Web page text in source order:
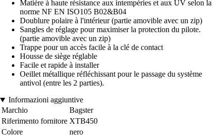
Matière à haute résistance aux intempéries et aux UV selon la
norme NF EN ISO105 B02&B04
Doublure polaire à l'intérieur (partie amovible avec un zip)
Sangles de réglage pour maximiser la protection du pilote.
(partie amovible avec un zip)
Trappe pour un accès facile à la clé de contact
Housse de siège réglable
Facile et rapide à installer
Oeillet métallique réfléchissant pour le passage du système
antivol (entre les 2 parties).
Informazioni aggiuntive
Marchio
Bagster
Riferimento fornitore XTB450
Colore
nero